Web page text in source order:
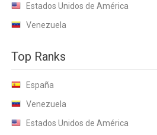
Estados Unidos de América
Venezuela
Top Ranks
España
Venezuela
Estados Unidos de América